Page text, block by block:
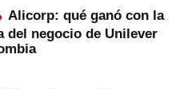
Alicorp: qué ganó con la
del negocio de Unilever